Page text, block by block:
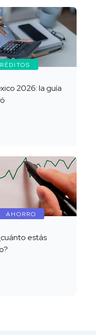
2026: la guía
AHORRO
estás